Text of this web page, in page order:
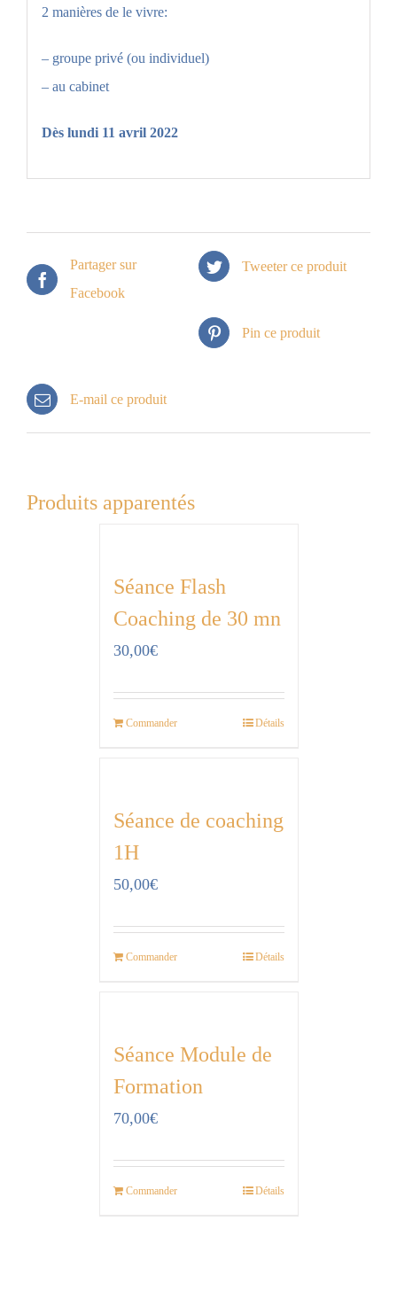
2 manières de le vivre:
– groupe privé (ou individuel)
– au cabinet
Dès lundi 11 avril 2022
Partager sur
Facebook
Tweeter ce produit
Pin ce produit
E-mail ce produit
Produits apparentés
Séance Flash
Coaching de 30 mn
30,00€
Commander Détails
Séance de coaching
1H
50,00€
Commander Détails
Séance Module de
Formation
70,00€
Commander Détails